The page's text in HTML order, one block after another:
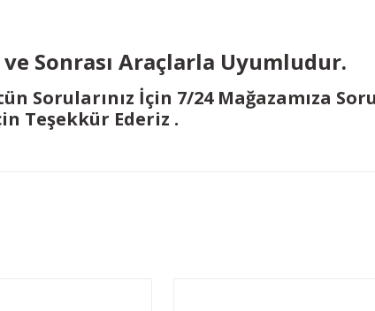
Sonrası Araçlarla Uyumludur.
Sorularınız İçin 7/24 Mağazamıza
Teşekkür Ederiz .